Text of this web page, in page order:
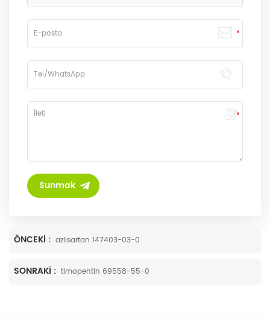
ÖNCEKI : azilsartan 147403-03-0
SONRAKI : timopentin 69558-55-0